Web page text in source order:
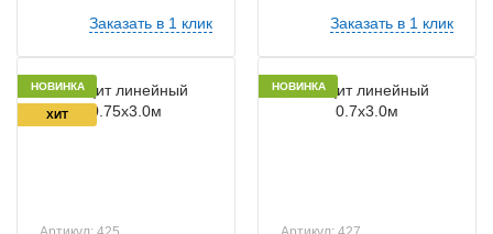
Заказать в 1 клик Заказать в 1 клик
НОВИНКА
ХИТ
НОВИНКА